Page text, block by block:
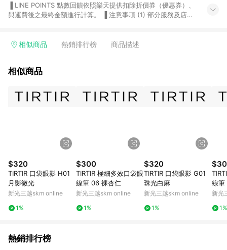
與運費後之最終金額進行計算。 ▐ 注意事項 (1) 部分服務及店家
Smart mobile、神腦生活、JS巨盛、樂天KOBO電子書，請詳閱
台灣樂天市場，並在同一瀏覽器於24小時內結帳，才享有 LINE
市場 45 天內完成訂單出貨及結帳，則不符合贈點資格。 (4) 如
使用APP、或中途瀏覽比價網、回饋網、Google等其他網頁、或
位、贈品與台灣樂天市場銷售網頁不符，以銷售網頁標示為準。
(6) 導購訂單已逾 365 天，根據台灣樂天回饋規定，逾期訂單將
不符合回饋資格。 (7) 若上述或其他原因，致使消費者無接收到
點數回饋或點數回饋有爭議，台灣樂天市場保有更改條款與法律
追訴之權利，活動詳情以樂天市場網站公告為準。
相似商品 熱銷排行榜 商品描述
相似商品
$320
TIRTIR 口袋眼影 H01
月影微光
新光三越skm online
1%
$300
TIRTIR 極細多效口袋眼
線筆 06 裸杏仁
新光三越skm online
1%
$320
TIRTIR 口袋眼影 G01
珠光白麻
新光三越skm online
1%
線筆
新光
1%
熱銷排行榜